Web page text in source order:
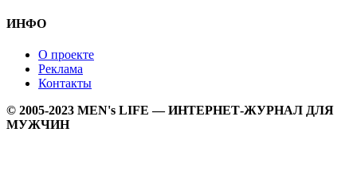
ИНФО
О проекте
Реклама
Контакты
© 2005-2023 MEN's LIFE — ИНТЕРНЕТ-ЖУРНАЛ ДЛЯ
МУЖЧИН